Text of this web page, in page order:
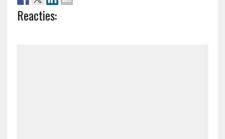
Reacties: